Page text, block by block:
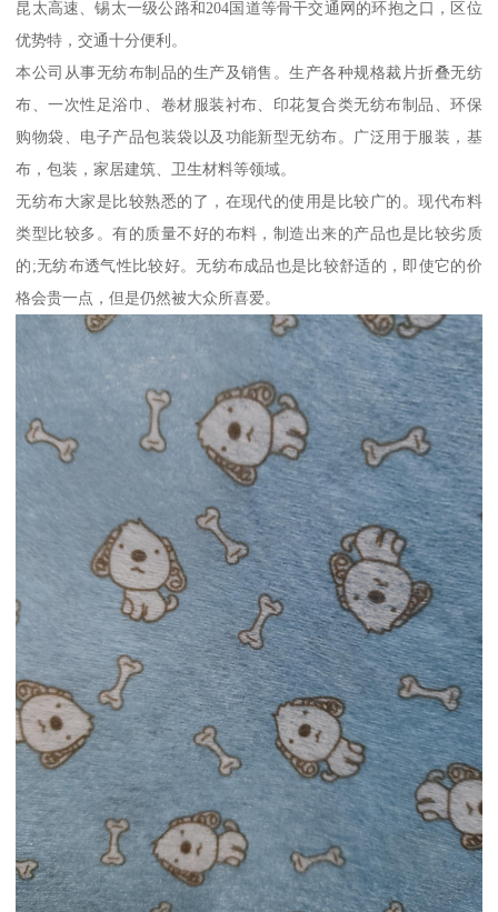
昆太高速、锡太一级公路和204国道等骨干交通网的环抱之口，区位
优势特，交通十分便利。
本公司从事无纺布制品的生产及销售。生产各种规格裁片折叠无纺
布、一次性足浴巾、卷材服装衬布、印花复合类无纺布制品、环保
购物袋、电子产品包装袋以及功能新型无纺布。广泛用于服装，基
布，包装，家居建筑、卫生材料等领域。
无纺布大家是比较熟悉的了，在现代的使用是比较广的。现代布料
类型比较多。有的质量不好的布料，制造出来的产品也是比较劣质
的;无纺布透气性比较好。无纺布成品也是比较舒适的，即使它的价
格会贵一点，但是仍然被大众所喜爱。